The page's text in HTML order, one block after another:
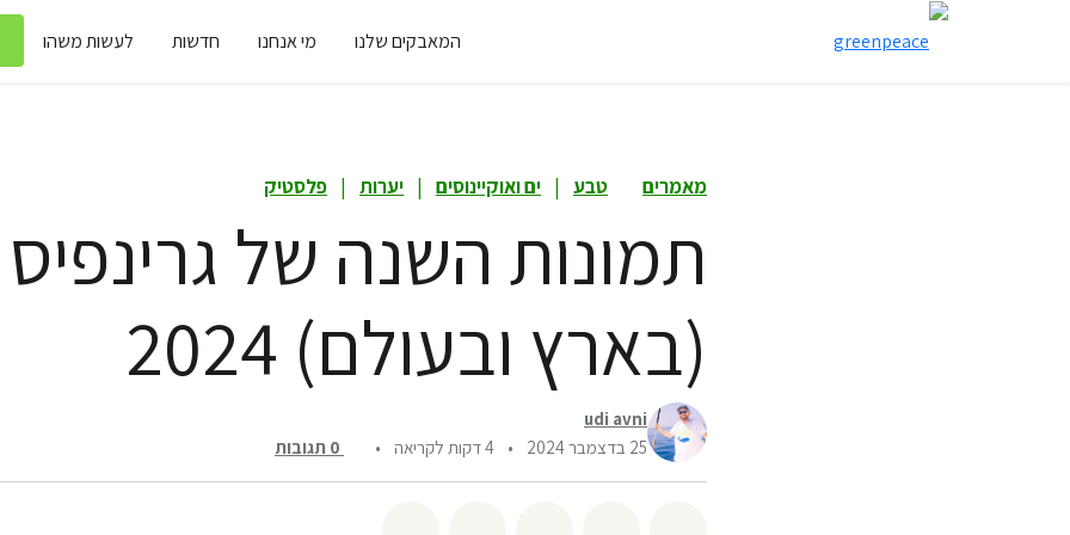
המאבקים שלנו מי אנחנו חדשות לעשות משהו
מאמרים טבע | ים ואוקיינוסים | יערות | פלסטיק
תמונות השנה של גרינפיס
(בארץ ובעולם) 2024
udi avni
25 בדצמבר 2024
• 4 דקות לקריאה •
0 תגובות